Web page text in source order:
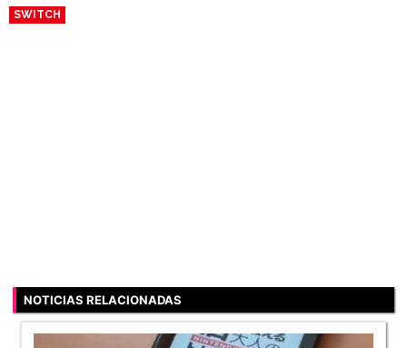
SWITCH
NOTICIAS RELACIONADAS